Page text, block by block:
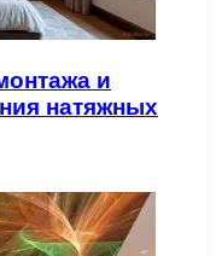
и
натяжных